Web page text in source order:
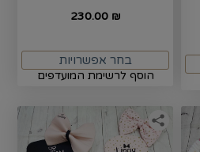
230.00 ₪
בחר אפשרויות
הוסף לרשימת המועדפים